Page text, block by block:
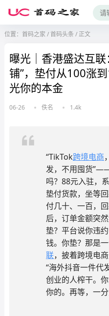
位置： 首码之家 /首码头条 /正文
曝光｜香港盛达互
铺”，垫付从100涨
光你的本金
06-26 佚名 1.4k
“TikTok跨境电商
发，不用囤货
吗？88元入驻，
垫付货款，坐等
付几十、一百，
后，订单金额突
垫？平台说你违
钱。你垫？那是
联，披着跨境电
“海外抖音一件代
创业的人榨干。
你的。再等，一分